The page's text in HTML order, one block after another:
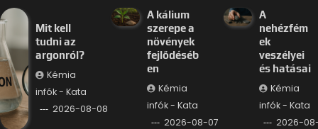
Mit kell
tudni az
argonról?
Kémia
infók - Kata
2026-08-08
A kálium
szerepe a
növények
fejlődéséb
en
Kémia
infók - Kata
2026-08-07
A
nehézfém
ek
veszélyei
és hatásai
Kémia
infók - Kata
2026-